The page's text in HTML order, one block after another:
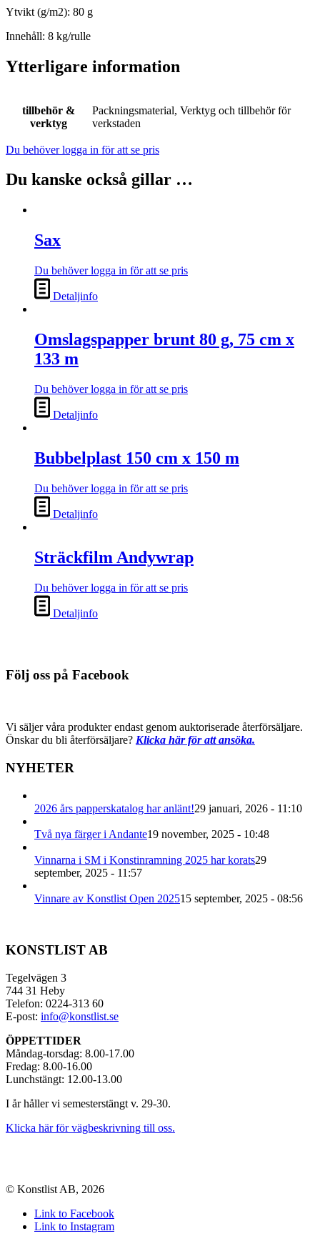
Ytvikt (g/m2): 80 g
Innehåll: 8 kg/rulle
Ytterligare information
tillbehör &
verktyg
Packningsmaterial, Verktyg och tillbehör för
verkstaden
Du behöver logga in för att se pris
Du kanske också gillar …
Sax
Du behöver logga in för att se pris
Detaljinfo
Omslagspapper brunt 80 g, 75 cm x
133 m
Du behöver logga in för att se pris
Detaljinfo
Bubbelplast 150 cm x 150 m
Du behöver logga in för att se pris
Detaljinfo
Sträckfilm Andywrap
Du behöver logga in för att se pris
Detaljinfo
Följ oss på Facebook
Vi säljer våra produkter endast genom auktoriserade återförsäljare.
Önskar du bli återförsäljare? Klicka här för att ansöka.
NYHETER
2026 års papperskatalog har anlänt!29 januari, 2026 - 11:10
Två nya färger i Andante19 november, 2025 - 10:48
Vinnarna i SM i Konstinramning 2025 har korats29
september, 2025 - 11:57
Vinnare av Konstlist Open 202515 september, 2025 - 08:56
KONSTLIST AB
Tegelvägen 3
744 31 Heby
Telefon: 0224-313 60
E-post: info@konstlist.se
ÖPPETTIDER
Måndag-torsdag: 8.00-17.00
Fredag: 8.00-16.00
Lunchstängt: 12.00-13.00
I år håller vi semesterstängt v. 29-30.
Klicka här för vägbeskrivning till oss.
© Konstlist AB, 2026
Link to Facebook
Link to Instagram